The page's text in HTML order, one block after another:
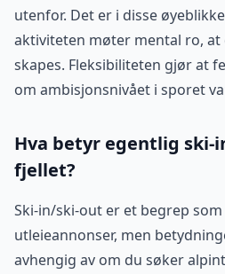
utenfor. Det er i disse
aktiviteten møter mental ro,
skapes. Fleksibiliteten gjør at
om ambisjonsnivået i sporet
Hva betyr egentlig ski-
fjellet?
Ski-in/ski-out er et begrep
utleieannonser, men
avhengig av om du søker